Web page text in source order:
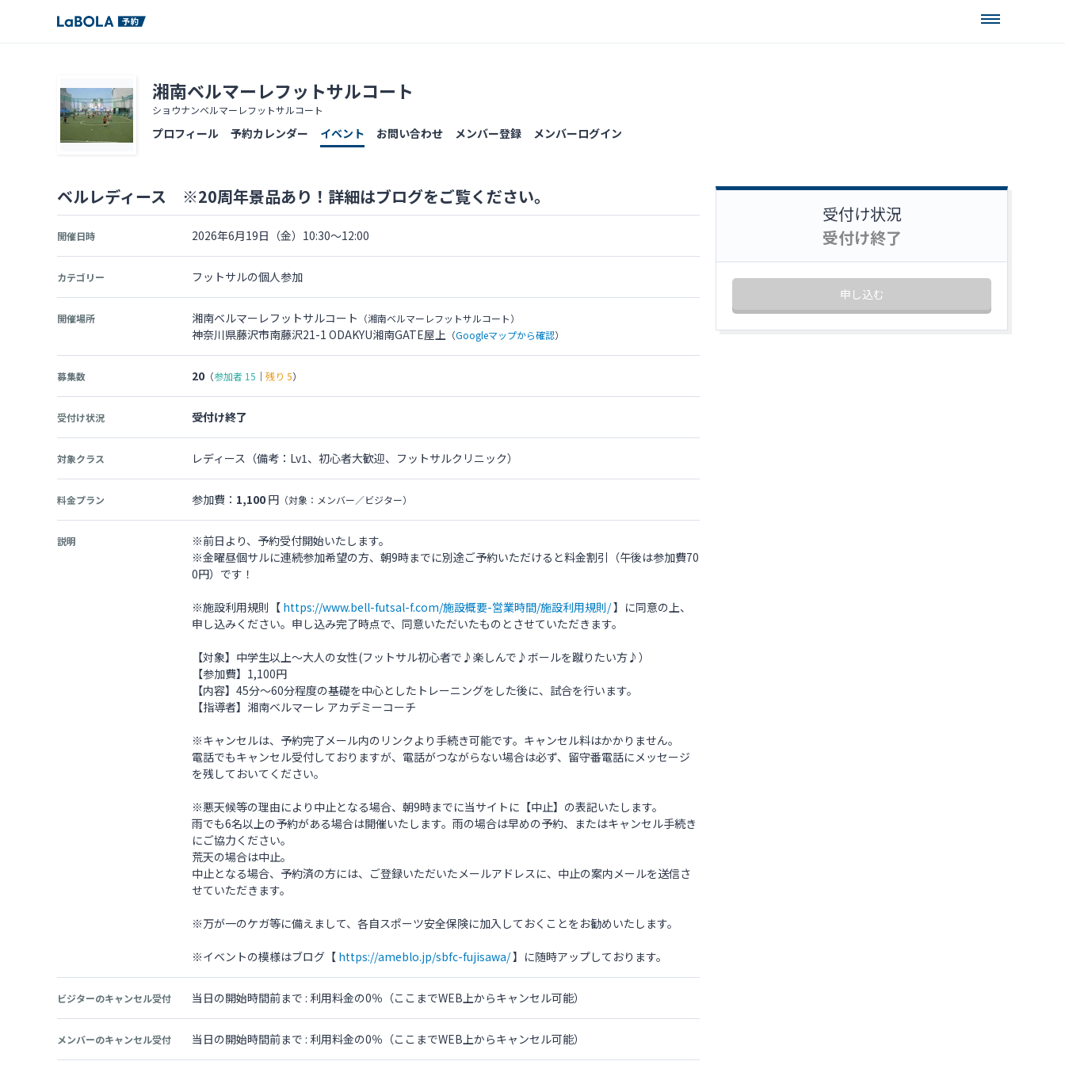
湘南ベルマーレフットサルコート
ショウナンベルマーレフットサルコート
プロフィール 予約カレンダー イベント お問い合わせ メンバー登録 メンバーログイン
ベルレディース ※20周年景品あり！詳細はブログをご覧ください。
開催日時 2026年6月19日（金）10:30～12:00
カテゴリー フットサルの個人参加
開催場所 湘南ベルマーレフットサルコート （湘南ベルマーレフットサルコート）
神奈川県藤沢市南藤沢21-1 ODAKYU湘南GATE屋上 （Googleマップから確認）
募集数 20 （参加者 15 ｜ 残り 5）
受付け状況 受付け終了
対象クラス レディース（備考：Lv1、初心者大歓迎、フットサルクリニック）
料金プラン 参加費： 1,100 円 （対象：メンバー／ビジター）
説明
※前日より、予約受付開始いたします。
※金曜昼個サルに連続参加希望の方、朝9時までに別途ご予約いただけると料金割引（午後は参加費70
0円）です！
※施設利用規則【 https://www.bell-futsal-f.com/施設概要-営業時間/施設利用規則/】に同意の上、
申し込みください。申し込み完了時点で、同意いただいたものとさせていただきます。
【対象】中学生以上～大人の女性(フットサル初心者で♪楽しんで♪ボールを蹴りたい方♪）
【参加費】1,100円
【内容】45分～60分程度の基礎を中心としたトレーニングをした後に、試合を行います。
【指導者】湘南ベルマーレ アカデミーコーチ
※キャンセルは、予約完了メール内のリンクより手続き可能です。キャンセル料はかかりません。
電話でもキャンセル受付しておりますが、電話がつながらない場合は必ず、留守番電話にメッセージ
を残しておいてください。
※悪天候等の理由により中止となる場合、朝9時までに当サイトに【中止】の表記いたします。
雨でも6名以上の予約がある場合は開催いたします。雨の場合は早めの予約、またはキャンセル手続き
にご協力ください。
荒天の場合は中止。
中止となる場合、予約済の方には、ご登録いただいたメールアドレスに、中止の案内メールを送信さ
せていただきます。
※万が一のケガ等に備えまして、各自スポーツ安全保険に加入しておくことをお勧めいたします。
※イベントの模様はブログ【 https://ameblo.jp/sbfc-fujisawa/】に随時アップしております。
ビジターのキャンセル受付 当日の開始時間前まで : 利用料金の0％（ここまでWEB上からキャンセル可能）
メンバーのキャンセル受付 当日の開始時間前まで : 利用料金の0％（ここまでWEB上からキャンセル可能）
受付け状況
受付け終了
申し込む